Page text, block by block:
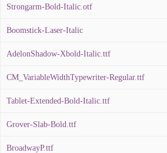
Strongarm-Bold-Italic.otf
Boomstick-Laser-Italic
AdelonShadow-Xbold-Italic.ttf
CM_VariableWidthTypewriter-Regular.ttf
Tablet-Extended-Bold-Italic.ttf
Grover-Slab-Bold.ttf
BroadwayP.ttf